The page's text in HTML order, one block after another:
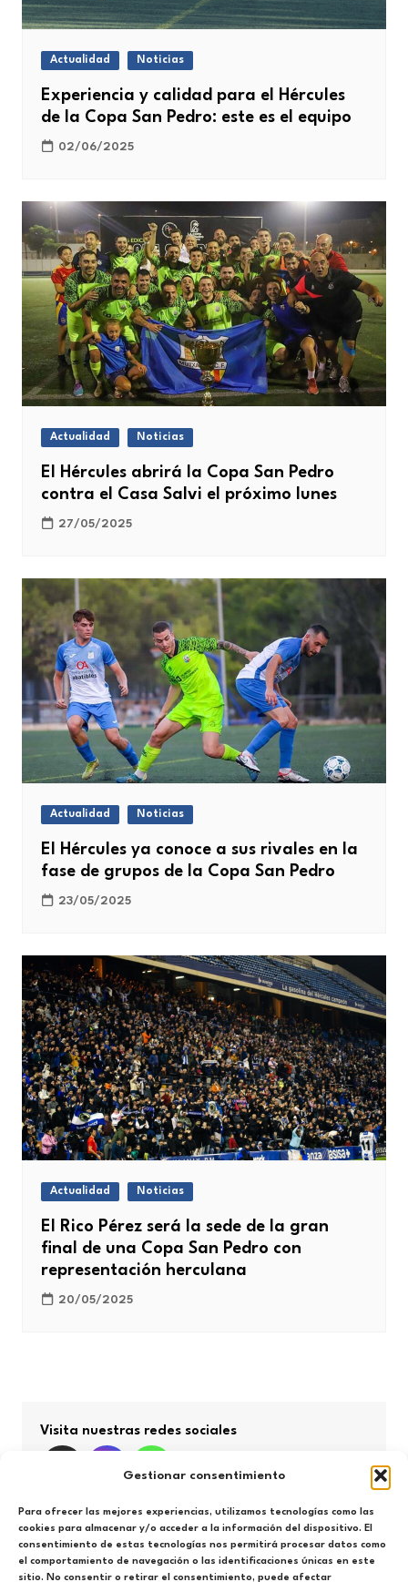
Gestionar consentimiento
Para ofrecer las mejores experiencias, utilizamos tecnologías como las
cookies para almacenar y/o acceder a la información del dispositivo. El
consentimiento de estas tecnologías nos permitirá procesar datos como
el comportamiento de navegación o las identificaciones únicas en este
sitio. No consentir o retirar el consentimiento, puede afectar
Actualidad Noticias
Experiencia y calidad para el Hércules
de la Copa San Pedro: este es el equipo
02/06/2025
Actualidad Noticias
El Hércules abrirá la Copa San Pedro
contra el Casa Salvi el próximo lunes
27/05/2025
Actualidad Noticias
El Hércules ya conoce a sus rivales en la
fase de grupos de la Copa San Pedro
23/05/2025
Actualidad Noticias
El Rico Pérez será la sede de la gran
final de una Copa San Pedro con
representación herculana
20/05/2025
Visita nuestras redes sociales
Búsqueda por categorías